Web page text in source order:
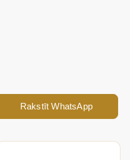
Rakstīt WhatsApp